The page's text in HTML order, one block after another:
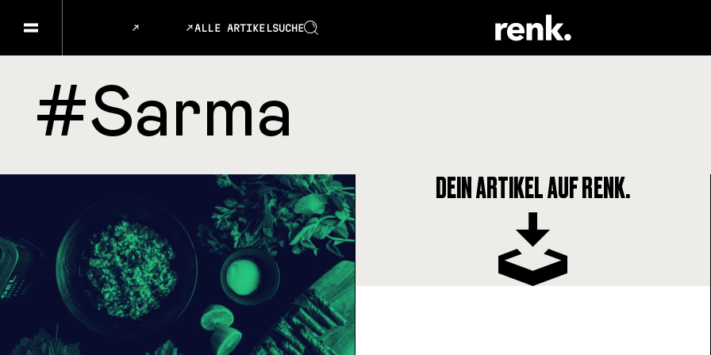
ALLE ARTIKELSUCHE
DEIN ARTIKEL AUF RENK.